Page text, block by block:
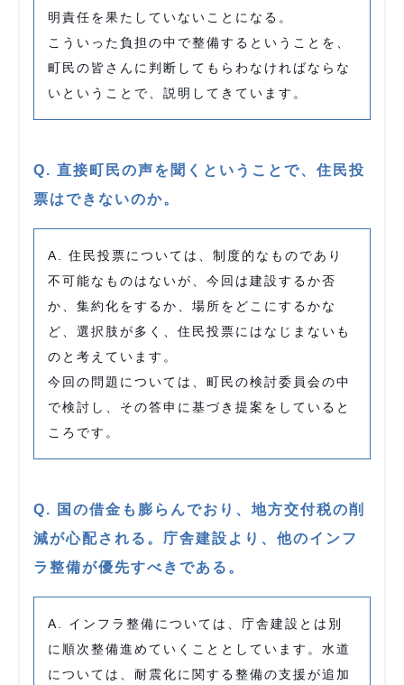
明責任を果たしていないことになる。
こういった負担の中で整備するということを、
町民の皆さんに判断してもらわなければならな
いということで、説明してきています。
Q. 直接町民の声を聞くということで、住民投
票はできないのか。
A. 住民投票については、制度的なものであり
不可能なものはないが、今回は建設するか否
か、集約化をするか、場所をどこにするかな
ど、選択肢が多く、住民投票にはなじまないも
のと考えています。
今回の問題については、町民の検討委員会の中
で検討し、その答申に基づき提案をしていると
ころです。
Q. 国の借金も膨らんでおり、地方交付税の削
減が心配される。庁舎建設より、他のインフ
ラ整備が優先すべきである。
A. インフラ整備については、庁舎建設とは別
に順次整備進めていくこととしています。水道
については、耐震化に関する整備の支援が追加